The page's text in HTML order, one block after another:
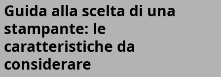
Guida alla scelta di una
stampante: le
caratteristiche da
considerare